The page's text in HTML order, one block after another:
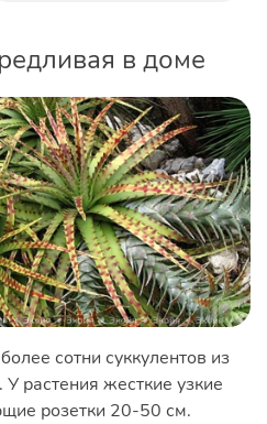
в доме
сотни суккулентов из
растения жесткие узкие
розетки 20-50 см.